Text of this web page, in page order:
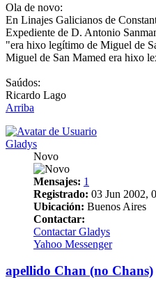
Ola de novo:
En Linajes Galicianos de
Expediente de D. Antonio
"era hixo legítimo de Miguel de
Miguel de San Mamed era hixo
Saúdos:
Ricardo Lago
Arriba
Gladys
Novo
Mensajes: 1
Registrado: 03 Jun 2002,
Ubicación: Buenos Aires
Contactar:
Contactar Gladys
Yahoo Messenger
apellido Chan (no Chans)